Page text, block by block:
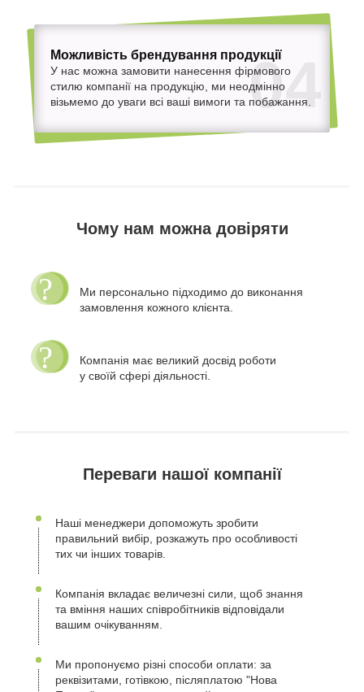
04
Можливість брендування продукції
У нас можна замовити нанесення фірмового
стилю компанії на продукцію, ми неодмінно
візьмемо до уваги всі ваші вимоги та побажання.
Чому нам можна довіряти
Ми персонально підходимо до виконання
замовлення кожного клієнта.
Компанія має великий досвід роботи
у своїй сфері діяльності.
Переваги нашої компанії
Наші менеджери допоможуть зробити
правильний вибір, розкажуть про особливості
тих чи інших товарів.
Компанія вкладає величезні сили, щоб знання
та вміння наших співробітників відповідали
вашим очікуванням.
Ми пропонуємо різні способи оплати: за
реквізитами, готівкою, післяплатою "Нова